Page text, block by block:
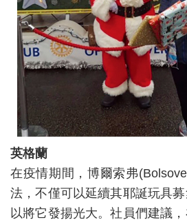
英格蘭
在疫情期間，博爾索弗
法，不僅可以延續其耶誕玩具
以將它發揚光大。社員們建議